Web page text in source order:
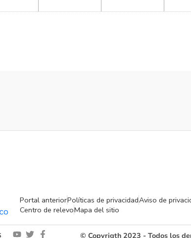
Portal anteriorPolíticas de privacidadAviso de
Centro de relevoMapa del sitio
© Copyrigth 2023 - Todos los